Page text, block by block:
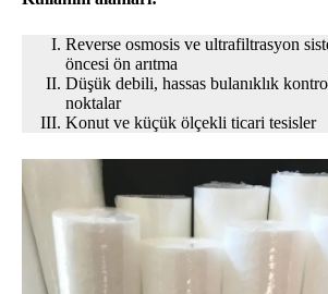
Reverse osmosis ve ultrafiltrasyon
öncesi ön arıtma
Düşük debili, hassas bulanıklık
noktalar
Konut ve küçük ölçekli ticari tesisler